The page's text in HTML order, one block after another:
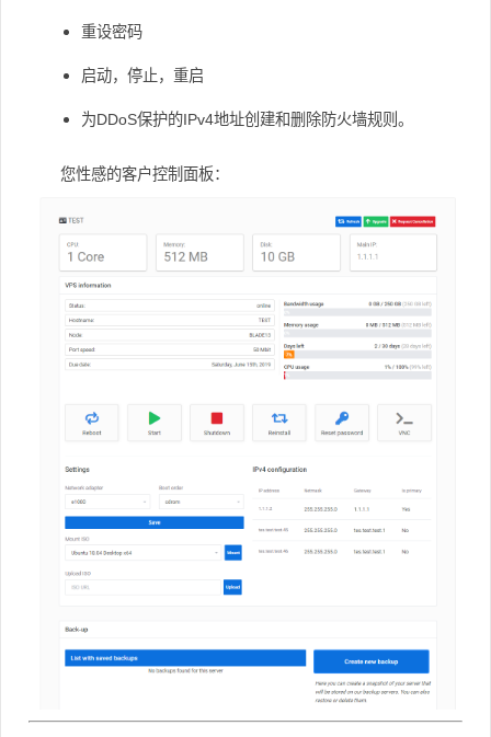
重设密码
启动，停止，重启
为DDoS保护的IPv4地址创建和删除防火墙规则。
您性感的客户控制面板：